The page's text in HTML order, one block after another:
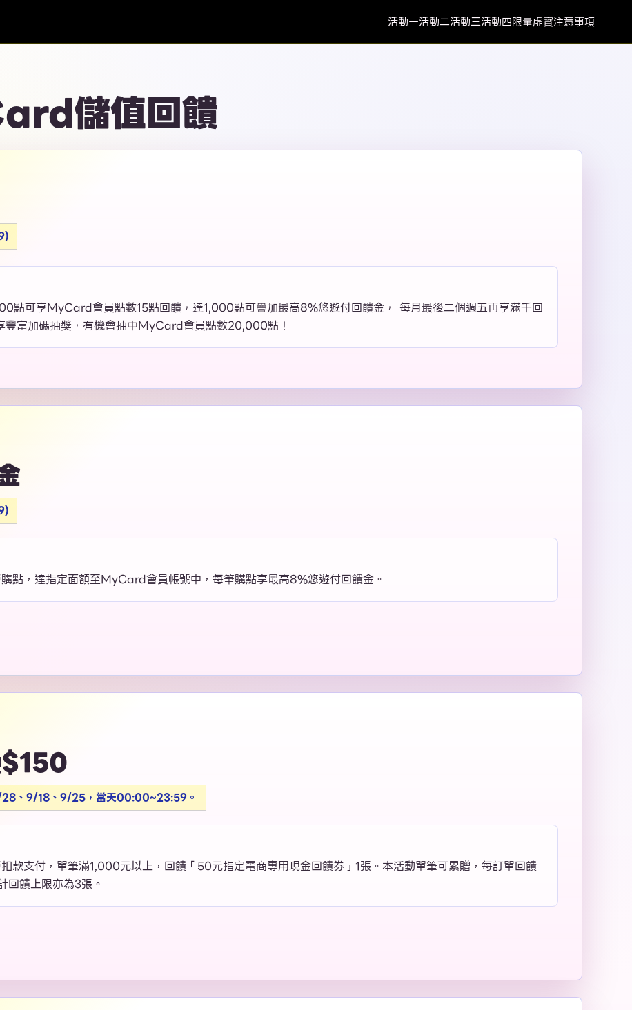
活動一活動二活動三活動四限量虛寶注意事項
儲值回饋
點可享MyCard會員點數15點回饋，達1,000點可疊加最高8%悠遊付回饋金， 每月最後二個週五再享滿千回
豐富加碼抽獎，有機會抽中MyCard會員點數20,000點！
點，達指定面額至MyCard會員帳號中，每筆購點享最高8%悠遊付回饋金。
$150
、9/18、9/25，當天00:00~23:59。
款支付，單筆滿1,000元以上，回饋「50元指定電商專用現金回饋券」1張。本活動單筆可累贈，每訂單回饋
回饋上限亦為3張。